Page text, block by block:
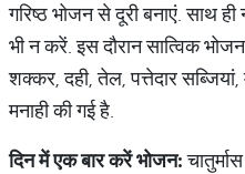
गरिष्‍ठ भोजन से दूरी बनाएं. साथ
भी न करें. इस दौरान सात्विक
शक्कर, दही, तेल, पत्तेदार
मनाही की गई है.
दिन में एक बार करें भोजन: